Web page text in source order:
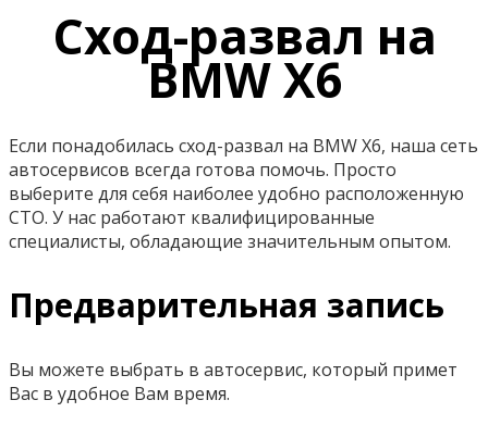
Сход-развал на
BMW X6
Если понадобилась сход-развал на BMW X6, наша сеть
автосервисов всегда готова помочь. Просто
выберите для себя наиболее удобно расположенную
СТО. У нас работают квалифицированные
специалисты, обладающие значительным опытом.
Предварительная запись
Вы можете выбрать в автосервис, который примет
Вас в удобное Вам время.